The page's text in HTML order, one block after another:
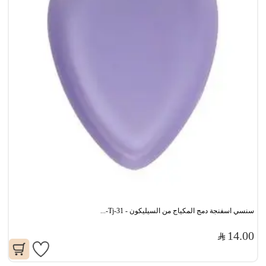
سنسي اسفنجة دمج المكياج من السيليكون - Tj-31-...
14.00